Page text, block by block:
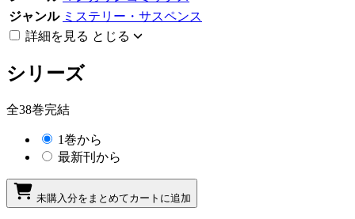
ジャンル ミステリー・サスペンス
詳細を見る とじる
シリーズ
全38巻完結
1巻から
最新刊から
未購入分をまとめてカートに追加